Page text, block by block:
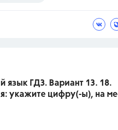
язык ГДЗ. Вариант 13. 18.
укажите цифру(-ы), на